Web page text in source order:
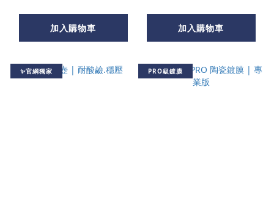
加入購物車 加入購物車
✨官網獨家 PRO級鍍膜